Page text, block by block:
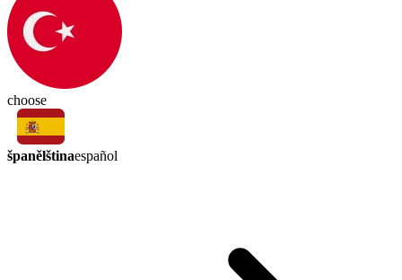
choose
španělštinaespañol